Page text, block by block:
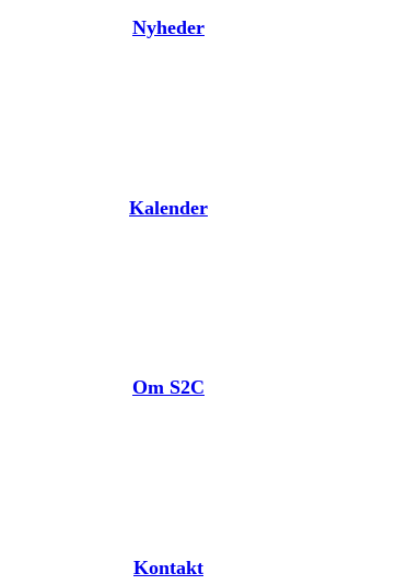
Nyheder
Kalender
Om S2C
Kontakt